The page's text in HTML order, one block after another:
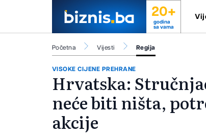
20+
godina
sa vama
Početna Vijesti Regija
VISOKE CIJENE PREHRANE
Hrvatska:
neće biti ništa,
akcije